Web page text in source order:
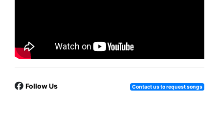
Follow Us Contact us to request songs